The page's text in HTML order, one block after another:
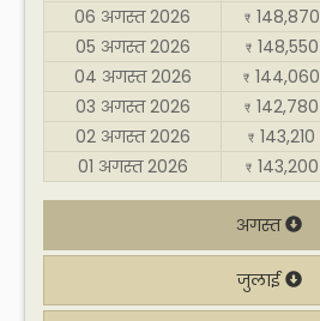
06 अगस्त 2026
₹ 148,870
05 अगस्त 2026
₹ 148,550
04 अगस्त 2026
₹ 144,060
03 अगस्त 2026
₹ 142,780
02 अगस्त 2026
₹ 143,210
01 अगस्त 2026
₹ 143,200
अगस्त
जुलाई